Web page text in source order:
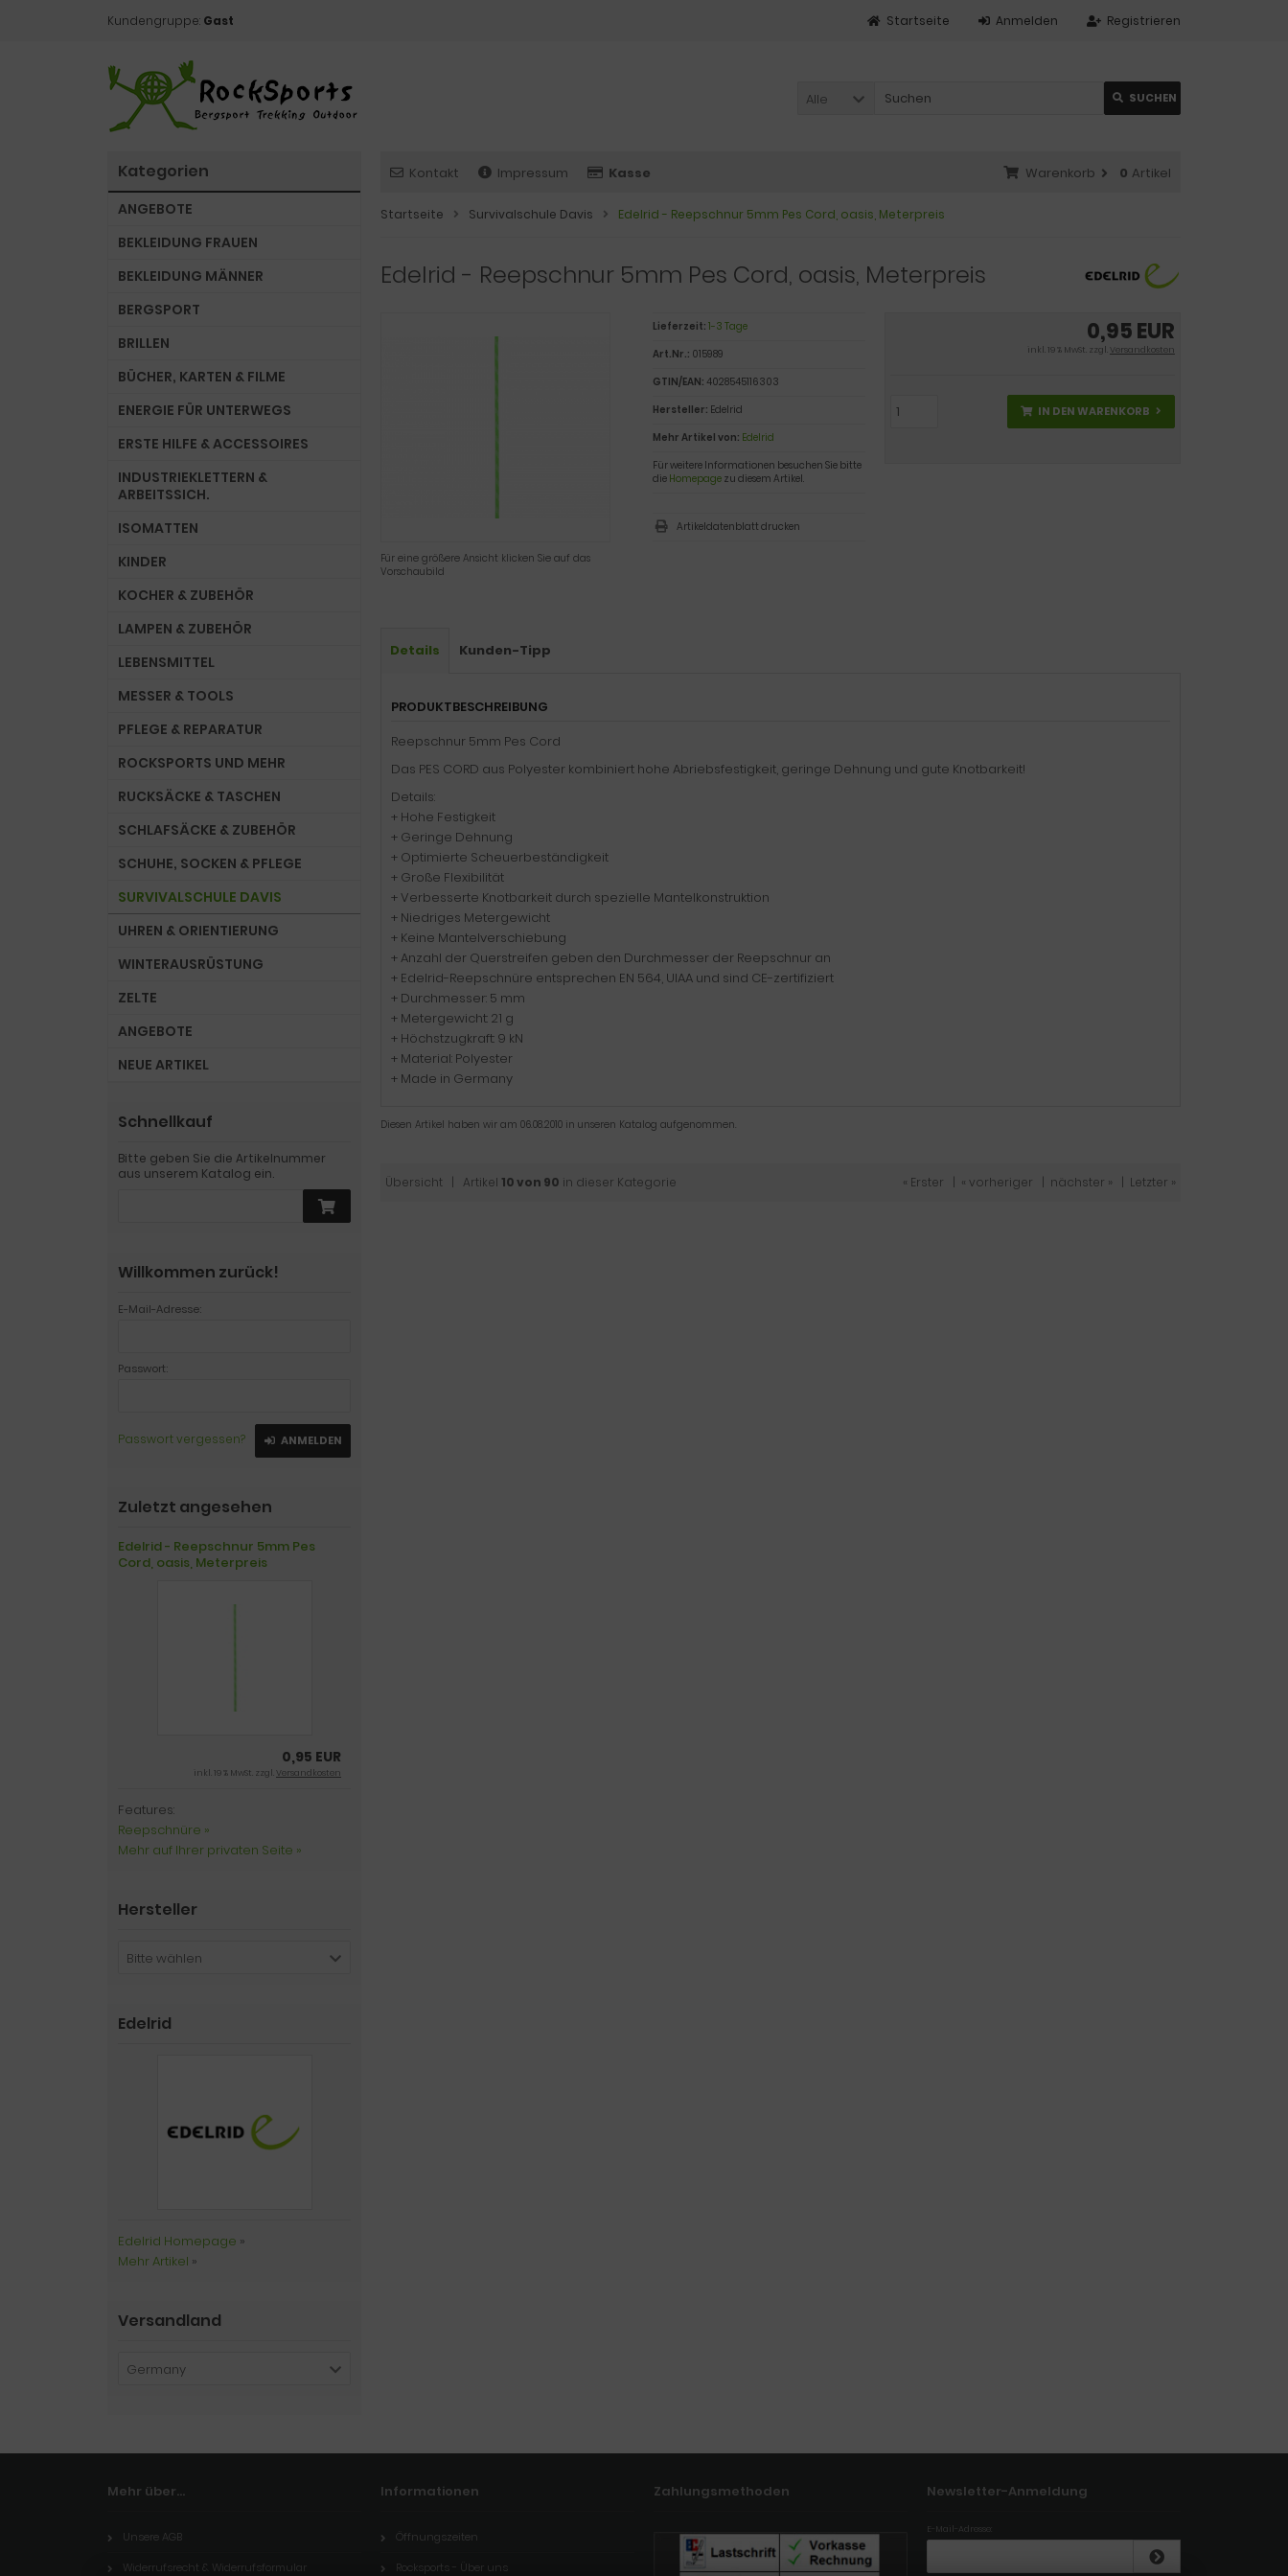
Kundengruppe: Gast Registrieren
Anmelden
Startseite
Alle SUCHEN
Kontakt Impressum Kasse Warenkorb 0 Artikel
Startseite Survivalschule Davis Edelrid - Reepschnur 5mm Pes Cord, oasis, Meterpreis
Edelrid - Reepschnur 5mm Pes Cord, oasis, Meterpreis
Für eine größere Ansicht klicken Sie auf das
Vorschaubild
0,95 EUR
inkl. 19 % MwSt. zzgl.Versandkosten
IN DEN WARENKORB
Lieferzeit: 1-3 Tage
Art.Nr.: 015989
GTIN/EAN: 4028545116303
Hersteller: Edelrid
Mehr Artikel von: Edelrid
Für weitere Informationen besuchen Sie bitte
die Homepagezu diesem Artikel.
Artikeldatenblatt drucken
Details Kunden-Tipp
PRODUKTBESCHREIBUNG
Reepschnur 5mm Pes Cord
Das PES CORD aus Polyester kombiniert hohe Abriebsfestigkeit, geringe Dehnung und gute Knotbarkeit!
Details:
+ Hohe Festigkeit
+ Geringe Dehnung
+ Optimierte Scheuerbeständigkeit
+ Große Flexibilität
+ Verbesserte Knotbarkeit durch spezielle Mantelkonstruktion
+ Niedriges Metergewicht
+ Keine Mantelverschiebung
+ Anzahl der Querstreifen geben den Durchmesser der Reepschnur an
+ Edelrid-Reepschnüre entsprechen EN 564, UIAA und sind CE-zertifiziert
+ Durchmesser: 5 mm
+ Metergewicht: 21 g
+ Höchstzugkraft: 9 kN
+ Material: Polyester
+ Made in Germany
Diesen Artikel haben wir am 06.08.2010 in unseren Katalog aufgenommen.
Übersicht | Artikel 10 von 90 in dieser Kategorie « Erster « vorheriger nächster » Letzter »
Kategorien
ANGEBOTE
BEKLEIDUNG FRAUEN
BEKLEIDUNG MÄNNER
BERGSPORT
BRILLEN
BÜCHER, KARTEN & FILME
ENERGIE FÜR UNTERWEGS
ERSTE HILFE & ACCESSOIRES
INDUSTRIEKLETTERN &
ARBEITSSICH.
ISOMATTEN
KINDER
KOCHER & ZUBEHÖR
LAMPEN & ZUBEHÖR
LEBENSMITTEL
MESSER & TOOLS
PFLEGE & REPARATUR
ROCKSPORTS UND MEHR
RUCKSÄCKE & TASCHEN
SCHLAFSÄCKE & ZUBEHÖR
SCHUHE, SOCKEN & PFLEGE
SURVIVALSCHULE DAVIS
UHREN & ORIENTIERUNG
WINTERAUSRÜSTUNG
ZELTE
ANGEBOTE
NEUE ARTIKEL
Schnellkauf
Bitte geben Sie die Artikelnummer
aus unserem Katalog ein.
Willkommen zurück!
E-Mail-Adresse:
Passwort:
Passwort vergessen? ANMELDEN
Zuletzt angesehen
Edelrid - Reepschnur 5mm Pes
Cord, oasis, Meterpreis
0,95 EUR
inkl. 19 % MwSt. zzgl.Versandkosten
Features:
Reepschnüre »
Mehr auf Ihrer privaten Seite »
Hersteller
Bitte wählen
Edelrid
Edelrid Homepage »
Mehr Artikel »
Versandland
Germany
Mehr über...
Unsere AGB
Widerrufsrecht & Widerrufsformular
Informationen
Öffnungszeiten
Rocksports - Über uns
Zahlungsmethoden Newsletter-Anmeldung
E-Mail-Adresse: